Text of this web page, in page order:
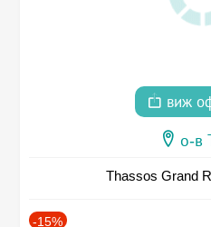
виж
о-в
Thassos Grand
-15%